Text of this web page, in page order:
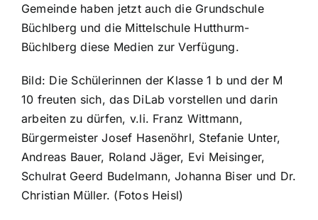
Gemeinde haben jetzt auch die Grundschule
Büchlberg und die Mittelschule Hutthurm-
Büchlberg diese Medien zur Verfügung.
Bild: Die Schülerinnen der Klasse 1 b und der M
10 freuten sich, das DiLab vorstellen und darin
arbeiten zu dürfen, v.li. Franz Wittmann,
Bürgermeister Josef Hasenöhrl, Stefanie Unter,
Andreas Bauer, Roland Jäger, Evi Meisinger,
Schulrat Geerd Budelmann, Johanna Biser und Dr.
Christian Müller. (Fotos Heisl)